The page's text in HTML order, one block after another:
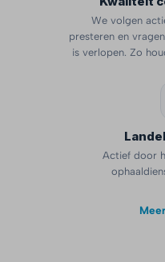
We volgen
presteren en
is verlopen. Zo
Actief door